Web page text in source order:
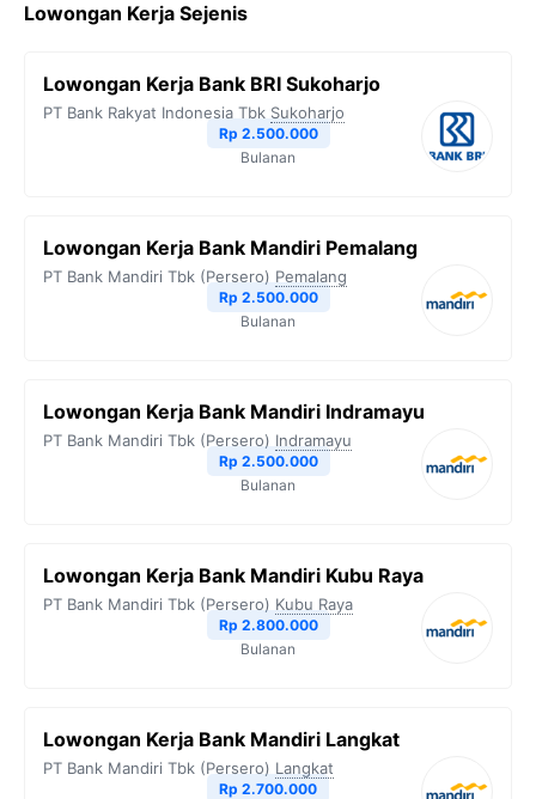
e
o
t
e
e
r
t
A
y
n
k
Lowongan Kerja Sejenis
Lowongan Kerja Bank BRI Sukoharjo
PT Bank Rakyat Indonesia Tbk Sukoharjo
Rp 2.500.000
Bulanan
Lowongan Kerja Bank Mandiri Pemalang
PT Bank Mandiri Tbk (Persero) Pemalang
Rp 2.500.000
Bulanan
Lowongan Kerja Bank Mandiri Indramayu
PT Bank Mandiri Tbk (Persero) Indramayu
Rp 2.500.000
Bulanan
Lowongan Kerja Bank Mandiri Kubu Raya
PT Bank Mandiri Tbk (Persero) Kubu Raya
Rp 2.800.000
Bulanan
Lowongan Kerja Bank Mandiri Langkat
PT Bank Mandiri Tbk (Persero) Langkat
Rp 2.700.000